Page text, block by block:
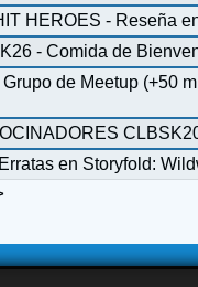
HEROES - Reseña
- Comida de
de Meetup (+50
Erratas en Storyfold: